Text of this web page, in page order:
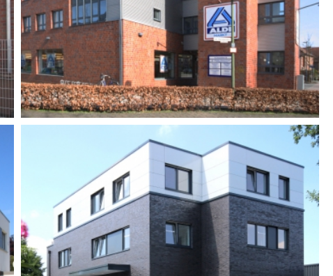
DORSTEN-HERVEST
BÜRO- UND PRAXISGEBÄUDE